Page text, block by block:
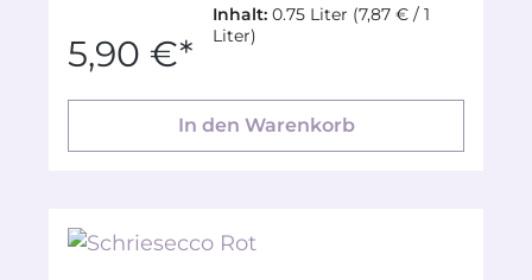
Inhalt: 0.75 Liter (7,87 € / 1
Liter)
5,90 €*
In den Warenkorb